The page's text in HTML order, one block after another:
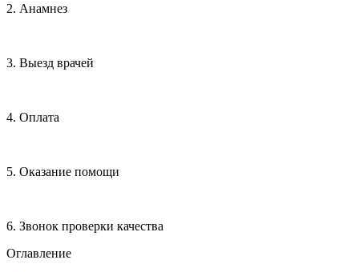
2. Анамнез
3. Выезд врачей
4. Оплата
5. Оказание помощи
6. Звонок проверки качества
Оглавление